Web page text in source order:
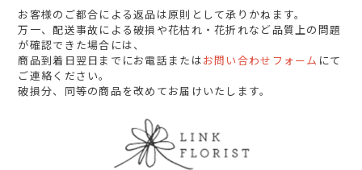
お客様のご都合による返品は原則として承りかねます。
万一、配送事故による破損や花枯れ・花折れなど品質上の問題
が確認できた場合には、
商品到着日翌日までにお電話またはお問い合わせフォーム にて
ご連絡ください。
破損分、同等の商品を改めてお届けいたします。